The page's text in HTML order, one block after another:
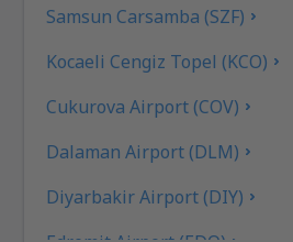
Samsun Carsamba (SZF)
Kocaeli Cengiz Topel (KCO)
Cukurova Airport (COV)
Dalaman Airport (DLM)
Diyarbakir Airport (DIY)